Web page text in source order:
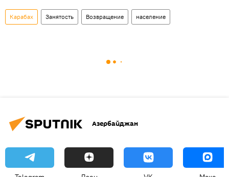
Карабах Занятость Возвращение население
Азербайджан